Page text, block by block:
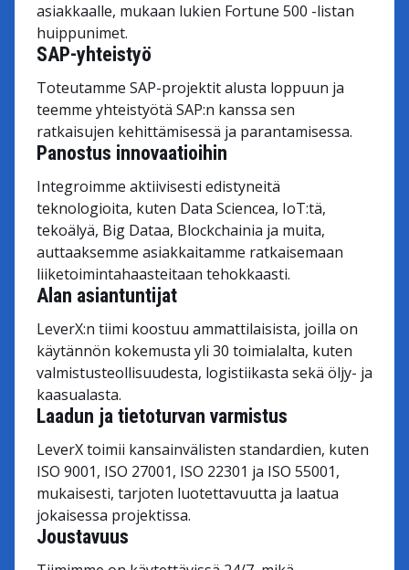
asiakkaalle, mukaan lukien Fortune 500 -listan
huippunimet.
Alan asiantuntijat
LeverX:n tiimi koostuu ammattilaisista, joilla on
käytännön kokemusta yli 30 toimialalta, kuten
valmistusteollisuudesta, logistiikasta sekä öljy- ja
kaasualasta.
SAP-yhteistyö
Toteutamme SAP-projektit alusta loppuun ja
teemme yhteistyötä SAP:n kanssa sen
ratkaisujen kehittämisessä ja parantamisessa.
Laadun ja tietoturvan varmistus
LeverX toimii kansainvälisten standardien, kuten
ISO 9001, ISO 27001, ISO 22301 ja ISO 55001,
mukaisesti, tarjoten luotettavuutta ja laatua
jokaisessa projektissa.
Panostus innovaatioihin
Integroimme aktiivisesti edistyneitä
teknologioita, kuten Data Sciencea, IoT:tä,
tekoälyä, Big Dataa, Blockchainia ja muita,
auttaaksemme asiakkaitamme ratkaisemaan
liiketoimintahaasteitaan tehokkaasti.
Joustavuus